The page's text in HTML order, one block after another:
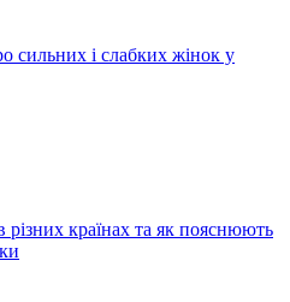
і слабких жінок у
різних країнах та як пояснюють